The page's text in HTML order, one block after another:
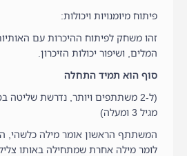
פיתוח מיומנויות ויכולות:
זהו משחק לפיתוח ההיכרות עם
המלים, ושיפור יכולות הזיכרון.
סוף הוא תמיד התחלה
(ל-2 משתתפים ויותר, נדרשת שליטה
מגיל 3 ומעלה)
המשתתף הראשון אומר מילה כלשהי,
לומר מילה אחרת שמתחילה באותו צליל